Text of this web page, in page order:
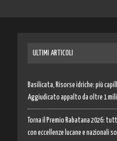
ULTIMI ARTICOLI
Basilicata, Risorse idriche: più
Aggiudicato appalto da oltre 1
Torna il Premio Rabatana 2026:
con eccellenze lucane e nazionali